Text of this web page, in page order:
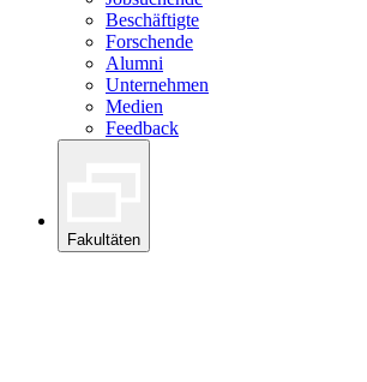
Beschäftigte
Forschende
Alumni
Unternehmen
Medien
Feedback
Fakultäten